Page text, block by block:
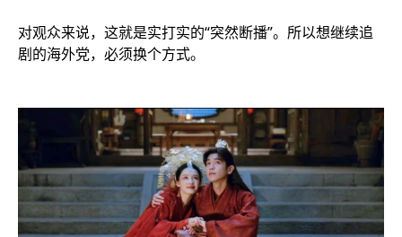
对观众来说，这就是实打实的“突然断播”。所以想继续追
剧的海外党，必须换个方式。